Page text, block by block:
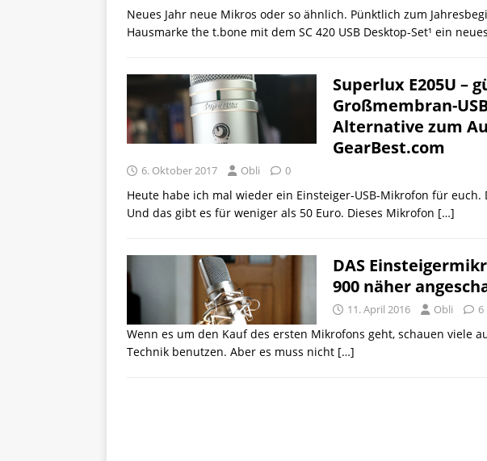
Neues Jahr neue Mikros oder so ähnlich. Pünktlich zum
Hausmarke the t.bone mit dem SC 420 USB Desktop-Set¹ ein neues
Superlux E205U –
Großmembran-
Alternative zum
GearBest.com
6. Oktober 2017 Obli 0
Heute habe ich mal wieder ein Einsteiger-USB-Mikrofon für euch.
Und das gibt es für weniger als 50 Euro. Dieses Mikrofon […]
DAS
900 näher
11. April 2016 Obli 6
Wenn es um den Kauf des ersten Mikrofons geht, schauen viele
Technik benutzen. Aber es muss nicht […]